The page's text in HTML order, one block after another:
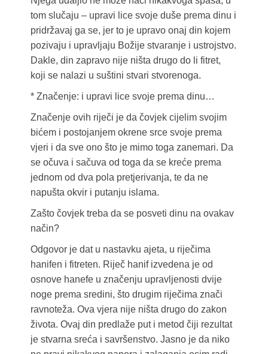
tom slučaju – upravi lice svoje duše prema dinu i
pridržavaj ga se, jer to je upravo onaj din kojem
pozivaju i upravljaju Božije stvaranje i ustrojstvo.
Dakle, din zapravo nije ništa drugo do li fitret,
koji se nalazi u suštini stvari stvorenoga.
* Značenje: i upravi lice svoje prema dinu…
Značenje ovih riječi je da čovjek cijelim svojim
bićem i postojanjem okrene srce svoje prema
vjeri i da sve ono što je mimo toga zanemari. Da
se očuva i sačuva od toga da se kreće prema
jednom od dva pola pretjerivanja, te da ne
napušta okvir i putanju islama.
Zašto čovjek treba da se posveti dinu na ovakav
način?
Odgovor je dat u nastavku ajeta, u riječima
hanifen i fitreten. Riječ hanif izvedena je od
osnove hanefe u značenju upravljenosti dvije
noge prema sredini, što drugim riječima znači
ravnoteža. Ova vjera nije ništa drugo do zakon
života. Ovaj din predlaže put i metod čiji rezultat
je stvarna sreća i savršenstvo. Jasno je da niko